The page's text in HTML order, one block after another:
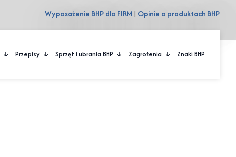
Wyposażenie BHP dla FIRM | Opinie o produktach BHP
Przepisy Sprzęt i ubrania BHP Zagrożenia Znaki BHP